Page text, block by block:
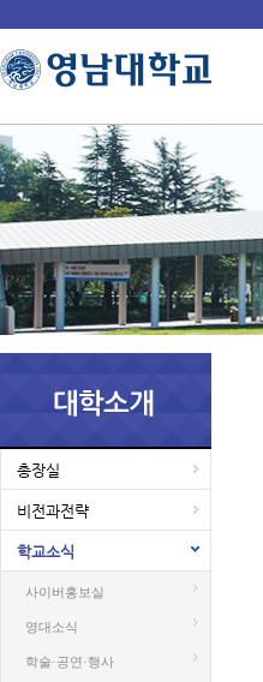
총장실
비전과전략
학교소식
사이버홍보실
영대소식
학술·공연·행사